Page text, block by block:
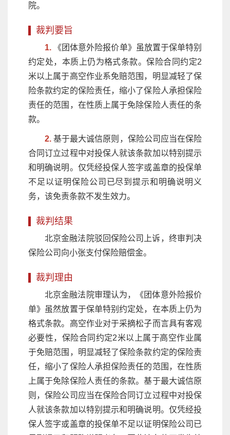
院。
裁判要旨
1. 《团体意外险报价单》虽放置于保单特别
约定处，本质上仍为格式条款。保险合同约定2
米以上属于高空作业系免赔范围，明显减轻了保
险条款约定的保险责任，缩小了保险人承担保险
责任的范围，在性质上属于免除保险人责任的条
款。
2. 基于最大诚信原则，保险公司应当在保险
合同订立过程中对投保人就该条款加以特别提示
和明确说明。仅凭经投保人签字或盖章的投保单
不足以证明保险公司已尽到提示和明确说明义
务，该免责条款不发生效力。
裁判结果
北京金融法院驳回保险公司上诉，终审判决
保险公司向小张支付保险赔偿金。
裁判理由
北京金融法院审理认为，《团体意外险报价
单》虽然放置于保单特别约定处，在本质上仍为
格式条款。高空作业对于采摘松子而言具有客观
必要性，保险合同约定2米以上属于高空作业属
于免赔范围，明显减轻了保险条款约定的保险责
任，缩小了保险人承担保险责任的范围，在性质
上属于免除保险人责任的条款。基于最大诚信原
则，保险公司应当在保险合同订立过程中对投保
人就该条款加以特别提示和明确说明。仅凭经投
保人签字或盖章的投保单不足以证明保险公司已